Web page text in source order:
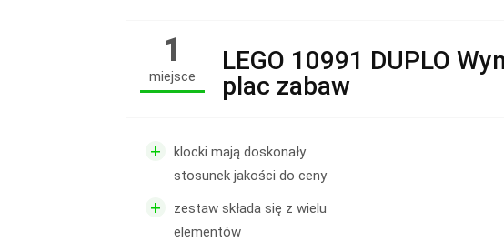
1
miejsce
LEGO 10991 DUPLO
plac zabaw
+
klocki mają doskonały
stosunek jakości do ceny
+
zestaw składa się z wielu
elementów